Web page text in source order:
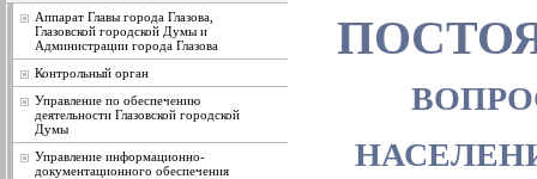
Аппарат Главы города Глазова,
Глазовской городской Думы и
Администрации города Глазова
Контрольный орган
Управление по обеспечению
деятельности Глазовской городской
Думы
Управление информационно-
документационного обеспечения